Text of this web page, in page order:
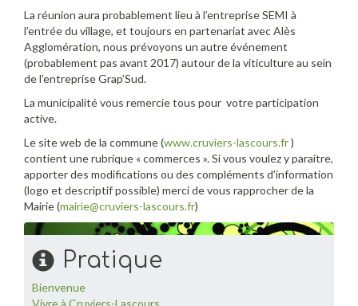
La réunion aura probablement lieu à l’entreprise SEMI à
l’entrée du village, et toujours en partenariat avec Alès
Agglomération, nous prévoyons un autre événement
(probablement pas avant 2017) autour de la viticulture au sein
de l’entreprise Grap’Sud.
La municipalité vous remercie tous pour votre participation
active.
Le site web de la commune (www.cruviers-lascours.fr)
contient une rubrique « commerces ». Si vous voulez y paraitre,
apporter des modifications ou des compléments d’information
(logo et descriptif possible) merci de vous rapprocher de la
Mairie (mairie@cruviers-lascours.fr)
Pratique
Bienvenue
Vivre à Cruviers-Lascours